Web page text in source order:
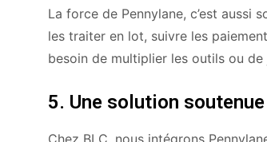
La force de Pennylane, c’est
les traiter en lot, suivre les
besoin de multiplier les outils ou
5. Une solution
Chez BLC, nous intégrons